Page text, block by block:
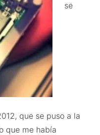
se
que se puso a la
que me había